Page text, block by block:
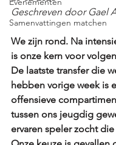
Samenvattingen matchen
Geschreven door Gael
We zijn rond. Na
is onze kern voor
De laatste transfer die
hebben vorige week is
offensieve
tussen ons jeugdig
ervaren speler zocht